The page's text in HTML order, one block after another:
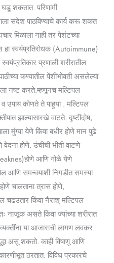
शकतात. परिणामी
संदेश पाठविण्याचे कार्य करू शकत
मिळाला नाही तर पेशंटच्या
स्वयंप्रतिरोधक (Autoimmune)
प्रणाली शरीरातील
कण्यातील पेंशींभोवती असलेल्या
नष्ट करते.म्हणूनच मल्टिपल
उपाय कोणते ते पाहुया . मल्टिपल
झाल्यासारखे वाटते. दृष्टीदोष,
मुंग्या येणे किंवा बधीर होणे मान पुढे
होणे. उंचीची भीती वाटणे
आणि गोळे येणे
आणि समन्वयाशी निगडीत समस्या
चालताना त्रास होणे,
चढउतार किंवा नैराश् मल्टिपल
नाजूक असते किंवा ज्यांच्या शरीरात
या आजाराची लागण लवकर
असू शकतो. काही विषाणू आणि
ठरतात. विविध प्रकारचे